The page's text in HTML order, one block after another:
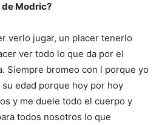
de Modric?
verlo jugar, un placer tenerlo
ver todo lo que da por el
Siempre bromeo con l porque yo
edad porque hoy por hoy
y me duele todo el cuerpo y
todos nosotros lo que